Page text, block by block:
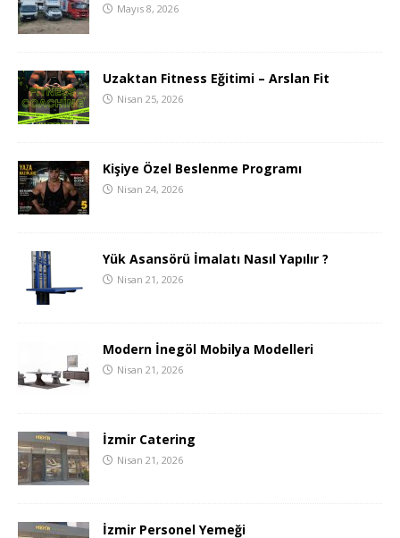
Mayıs 8, 2026
Uzaktan Fitness Eğitimi – Arslan Fit
Nisan 25, 2026
Kişiye Özel Beslenme Programı
Nisan 24, 2026
Yük Asansörü İmalatı Nasıl Yapılır ?
Nisan 21, 2026
Modern İnegöl Mobilya Modelleri
Nisan 21, 2026
İzmir Catering
Nisan 21, 2026
İzmir Personel Yemeği